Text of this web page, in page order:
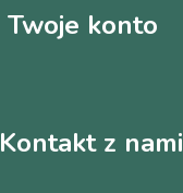
Twoje konto
Kontakt z nami